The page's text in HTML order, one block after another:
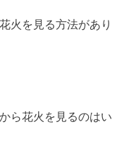
火を見る方法があり
ら花火を見るのはい